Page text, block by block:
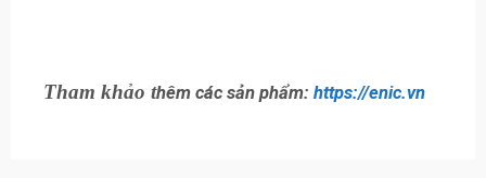
Tham khảo thêm các sản phẩm: https://enic.vn